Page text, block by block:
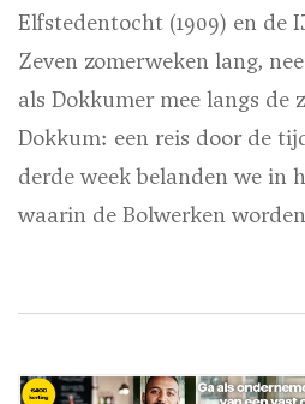
Elfstedentocht (1909) en de
Zeven zomerweken lang,
als Dokkumer mee langs de
Dokkum: een reis door de
derde week belanden we in
waarin de Bolwerken